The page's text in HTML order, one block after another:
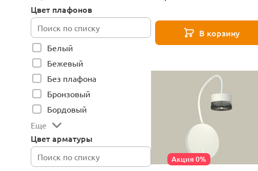
Цвет плафонов
Белый
Бежевый
Без плафона
Бронзовый
Бордовый
Еще
Цвет арматуры
В корзину
Акция 0%